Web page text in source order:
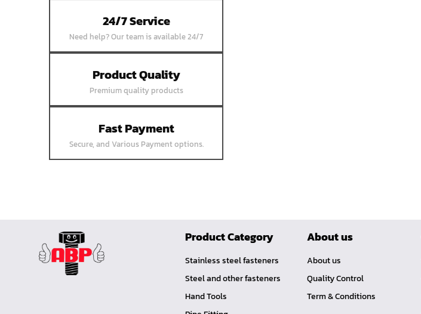
หน้าแปลนเชื่อมบอด SUS304 JEF PN10
หน้าแปลนเชื่อมบอด SUS304 JEF 5K FF
หน้าแปลนเชื่อมบอด SUS304 JEF 150P
หน้าแปลนสลิปออน SUS304 JEF 300P
SORF
หน้าแปลนเชื่อม SUS304 JEF PN10 FF
หน้าแปลนเชื่อม SUS304 JEF 20K FF
หน้าแปลนเชื่อม SUS304 JEF 10K FF
หน้าแปลนเชื่อม SUS304 JEF 5K FF
24/7 Service
Need help? Our team is available 24/7
Product Quality
Premium quality products
Fast Payment
Secure, and Various Payment options.
Product Category
Stainless steel fasteners
Steel and other fasteners
Hand Tools
About us
About us
Quality Control
Term & Conditions